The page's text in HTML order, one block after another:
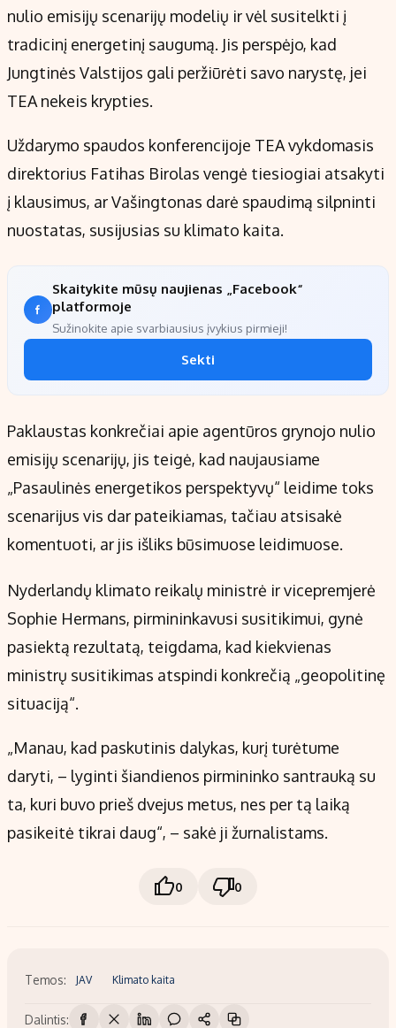
nulio emisijų scenarijų modelių ir vėl susitelkti į
tradicinį energetinį saugumą. Jis perspėjo, kad
Jungtinės Valstijos gali peržiūrėti savo narystę, jei
TEA nekeis krypties.
Uždarymo spaudos konferencijoje TEA vykdomasis
direktorius Fatihas Birolas vengė tiesiogiai atsakyti
į klausimus, ar Vašingtonas darė spaudimą silpninti
nuostatas, susijusias su klimato kaita.
Skaitykite mūsų naujienas „Facebook“
platformoje
Sužinokite apie svarbiausius įvykius pirmieji!
Sekti
Paklaustas konkrečiai apie agentūros grynojo nulio
emisijų scenarijų, jis teigė, kad naujausiame
„Pasaulinės energetikos perspektyvų“ leidime toks
scenarijus vis dar pateikiamas, tačiau atsisakė
komentuoti, ar jis išliks būsimuose leidimuose.
Nyderlandų klimato reikalų ministrė ir vicepremjerė
Sophie Hermans, pirmininkavusi susitikimui, gynė
pasiektą rezultatą, teigdama, kad kiekvienas
ministrų susitikimas atspindi konkrečią „geopolitinę
situaciją“.
„Manau, kad paskutinis dalykas, kurį turėtume
daryti, – lyginti šiandienos pirmininko santrauką su
ta, kuri buvo prieš dvejus metus, nes per tą laiką
pasikeitė tikrai daug“, – sakė ji žurnalistams.
0 0
Temos: JAV Klimato kaita
Dalintis: